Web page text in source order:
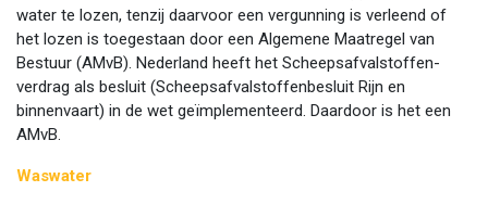
water te lozen, tenzij daarvoor een vergunning is verleend of
het lozen is toegestaan door een Algemene Maatregel van
Bestuur (AMvB). Nederland heeft het Scheepsafvalstoffen-
verdrag als besluit (Scheepsafvalstoffenbesluit Rijn en
binnenvaart) in de wet geïmplementeerd. Daardoor is het een
AMvB.
Waswater